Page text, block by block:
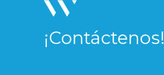
¡Contáctenos!